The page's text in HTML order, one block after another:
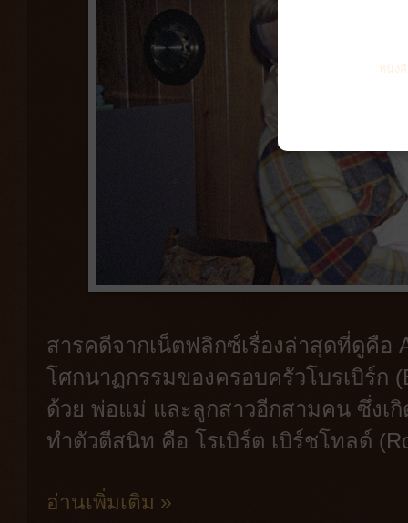
สารคดีจากเน็ตฟลิกซ์เรื่องล่าสุดที่ดูคือ
โศกนาฏกรรมของครอบครัวโบรเบิร์ก
ด้วย พ่อแม่ และลูกสาวอีกสามคน ซึ่งเ
ทำตัวตีสนิท คือ โรเบิร์ต เบิร์ชโทลด์
อ่านเพิ่มเติม »
หนัง